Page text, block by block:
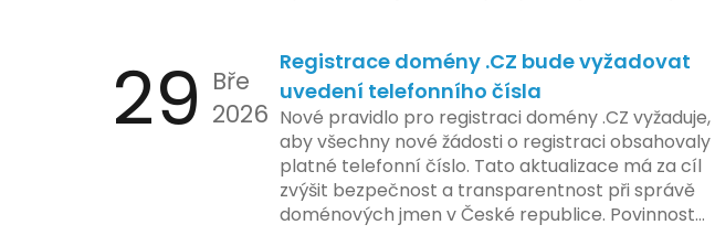
časové ose zavedení této technologie.
29 Bře
2026
Registrace domény .CZ bude vyžadovat
uvedení telefonního čísla
Nové pravidlo pro registraci domény .CZ vyžaduje,
aby všechny nové žádosti o registraci obsahovaly
platné telefonní číslo. Tato aktualizace má za cíl
zvýšit bezpečnost a transparentnost při správě
doménových jmen v České republice. Povinnost